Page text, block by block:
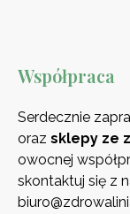
Współpraca
Serdecznie
oraz sklepy ze
owocnej
skontaktuj się z